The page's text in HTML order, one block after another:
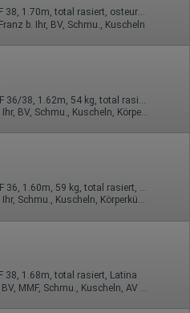
38 Jahre, 80D, KF 38, 1.70m, total rasiert, osteuropäisch
b. Ihr, BV, Schmu., Kuscheln
69, GF6, Franz b. Ihr, BV, Schmu., Kuscheln, Körperküs., DSp
25 Jahre, 75B, KF 36, 1.60m, 59 kg, total rasiert, osteuropäisch
69, GF6, Franz b. Ihr, Schmu., Kuscheln, Körperküs., KBp, Mast.
38, 1.68m, total rasiert, Latina